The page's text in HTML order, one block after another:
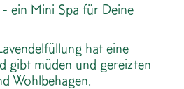
ein Mini Spa für Deine
hat eine
gibt müden und gereizten
Wohlbehagen.